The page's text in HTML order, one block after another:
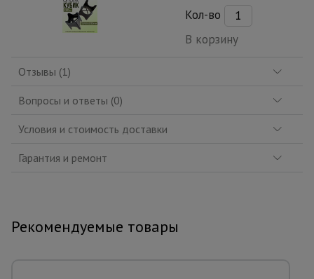
Кол-во
В корзину
Отзывы (1)
Вопросы и ответы (0)
Условия и стоимость доставки
Гарантия и ремонт
Рекомендуемые товары